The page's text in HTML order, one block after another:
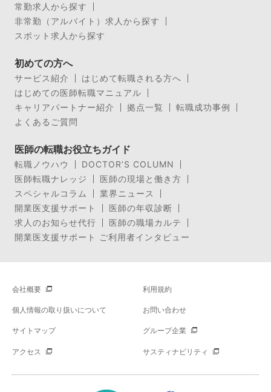
常勤求人から探す
非常勤（アルバイト）求人から探す
スポット求人から探す
初めての方へ
サービス紹介
はじめて転職される方へ
はじめての医師転職マニュアル
キャリアパートナー紹介
拠点一覧
転職成功事例
よくあるご質問
医師の転職お役立ちガイド
転職ノウハウ
DOCTOR’S COLUMN
医師転職ナレッジ
医師の現場と働き方
スペシャルコラム
業界ニュース
開業医支援サポート
医師の年収診断
求人のお知らせ代行
医師の職場カルテ
開業医支援サポート ご利用者インタビュー
会社概要 利用規約
個人情報の取り扱いについて お問い合わせ
サイトマップ グループ企業
アクセス サスティナビリティ